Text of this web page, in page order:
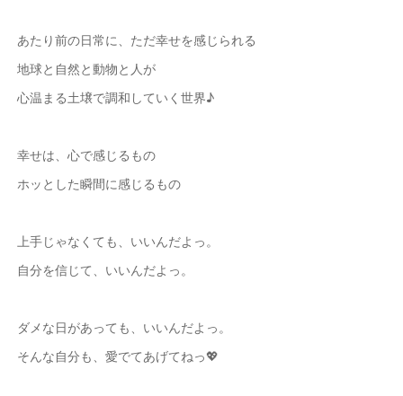
あたり前の日常に、ただ幸せを感じられる
地球と自然と動物と人が
心温まる土壌で調和していく世界♪
幸せは、心で感じるもの
ホッとした瞬間に感じるもの
上手じゃなくても、いいんだよっ。
自分を信じて、いいんだよっ。
ダメな日があっても、いいんだよっ。
そんな自分も、愛でてあげてねっ💖